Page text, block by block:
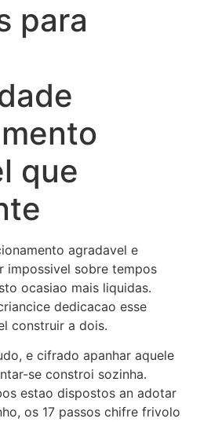
para
que
agradavel e
impossivel sobre tempos
ocasiao mais liquidas.
dedicacao esse
construir a dois.
e cifrado apanhar aquele
se constroi sozinha.
estao dispostos an adotar
os 17 passos chifre frivolo